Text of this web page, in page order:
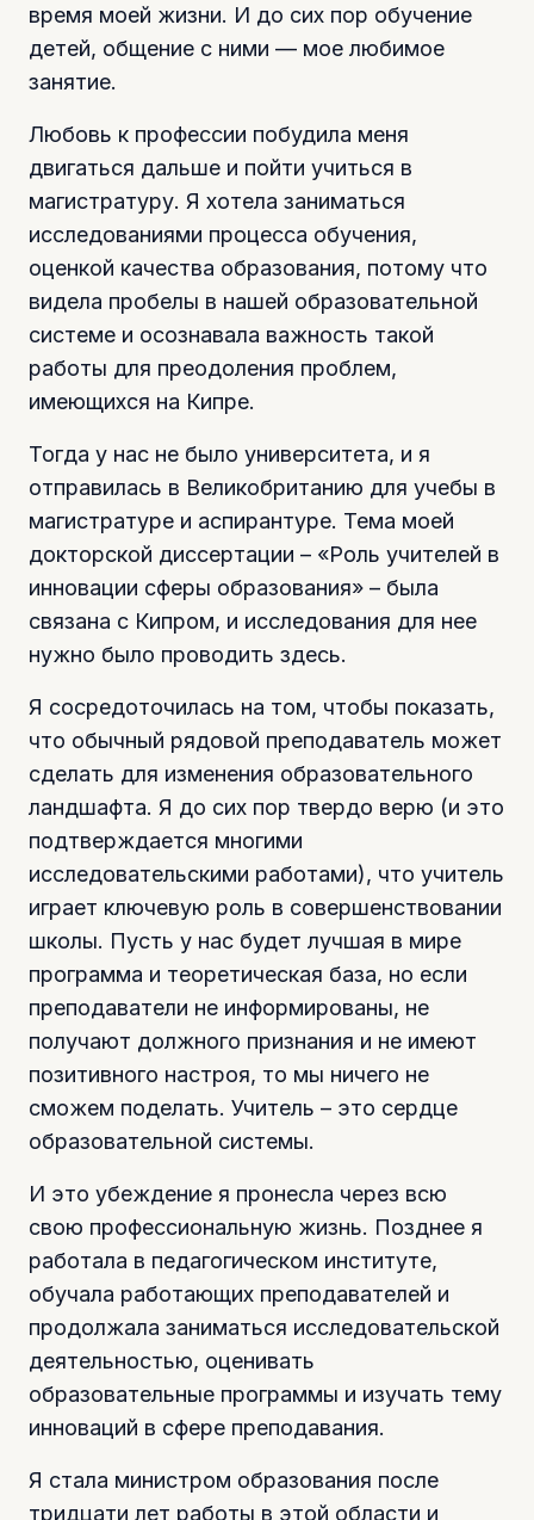
время моей жизни. И до сих пор обучение
детей, общение с ними — мое любимое
занятие.
Любовь к профессии побудила меня
двигаться дальше и пойти учиться в
магистратуру. Я хотела заниматься
исследованиями процесса обучения,
оценкой качества образования, потому что
видела пробелы в нашей образовательной
системе и осознавала важность такой
работы для преодоления проблем,
имеющихся на Кипре.
Тогда у нас не было университета, и я
отправилась в Великобританию для учебы в
магистратуре и аспирантуре. Тема моей
докторской диссертации – «Роль учителей в
инновации сферы образования» – была
связана с Кипром, и исследования для нее
нужно было проводить здесь.
Я сосредоточилась на том, чтобы показать,
что обычный рядовой преподаватель может
сделать для изменения образовательного
ландшафта. Я до сих пор твердо верю (и это
подтверждается многими
исследовательскими работами), что учитель
играет ключевую роль в совершенствовании
школы. Пусть у нас будет лучшая в мире
программа и теоретическая база, но если
преподаватели не информированы, не
получают должного признания и не имеют
позитивного настроя, то мы ничего не
сможем поделать. Учитель – это сердце
образовательной системы.
И это убеждение я пронесла через всю
свою профессиональную жизнь. Позднее я
работала в педагогическом институте,
обучала работающих преподавателей и
продолжала заниматься исследовательской
деятельностью, оценивать
образовательные программы и изучать тему
инноваций в сфере преподавания.
Я стала министром образования после
тридцати лет работы в этой области и